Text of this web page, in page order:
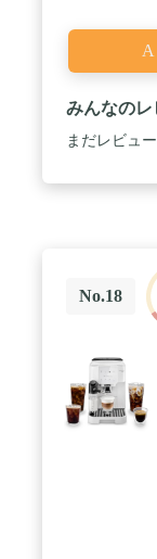
みんなのレ
まだレビュ
No.18